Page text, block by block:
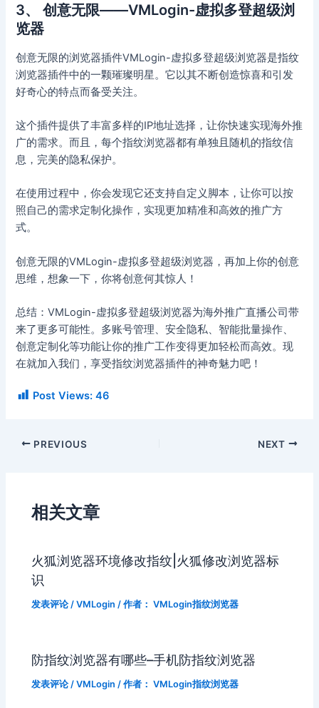
3、 创意无限——VMLogin-虚拟多登超级浏
览器
创意无限的浏览器插件VMLogin-虚拟多登超级浏览器是指纹
浏览器插件中的一颗璀璨明星。它以其不断创造惊喜和引发
好奇心的特点而备受关注。
这个插件提供了丰富多样的IP地址选择，让你快速实现海外推
广的需求。而且，每个指纹浏览器都有单独且随机的指纹信
息，完美的隐私保护。
在使用过程中，你会发现它还支持自定义脚本，让你可以按
照自己的需求定制化操作，实现更加精准和高效的推广方
式。
创意无限的VMLogin-虚拟多登超级浏览器，再加上你的创意
思维，想象一下，你将创意何其惊人！
总结：VMLogin-虚拟多登超级浏览器为海外推广直播公司带
来了更多可能性。多账号管理、安全隐私、智能批量操作、
创意定制化等功能让你的推广工作变得更加轻松而高效。现
在就加入我们，享受指纹浏览器插件的神奇魅力吧！
Post Views: 46
PREVIOUS NEXT
相关文章
火狐浏览器环境修改指纹|火狐修改浏览器标
识
发表评论 /VMLogin / 作者： VMLogin指纹浏览器
防指纹浏览器有哪些–手机防指纹浏览器
发表评论 /VMLogin / 作者： VMLogin指纹浏览器